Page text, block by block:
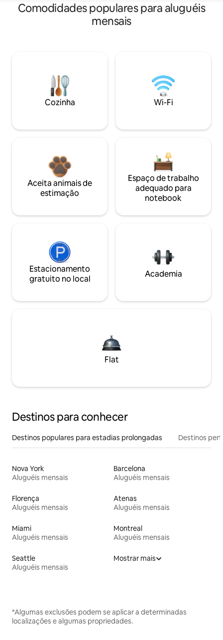
Comodidades populares para aluguéis
mensais
Cozinha Wi-Fi
Aceita animais de
estimação
Espaço de trabalho
adequado para
notebook
Estacionamento
gratuito no local
Academia
Flat
Destinos para conhecer
Destinos populares para estadias prolongadas Destinos
Nova York
Aluguéis mensais
Barcelona
Aluguéis mensais
Florença
Aluguéis mensais
Atenas
Aluguéis mensais
Miami
Aluguéis mensais
Montreal
Aluguéis mensais
Seattle
Aluguéis mensais
Mostrar mais
*Algumas exclusões podem se aplicar a determinadas
localizações e algumas propriedades.